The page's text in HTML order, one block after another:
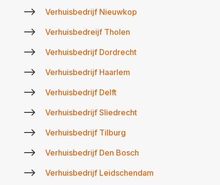
$ Verhuisbedrijf Nieuwkop
$ Verhuisbedreijf Tholen
$ Verhuisbedrijf Dordrecht
$ Verhuisbedrijf Haarlem
$ Verhuisbedrijf Delft
$ Verhuisbedrijf Sliedrecht
$ Verhuisbedrijf Tilburg
$ Verhuisbedrijf Den Bosch
$ Verhuisbedrijf Leidschendam